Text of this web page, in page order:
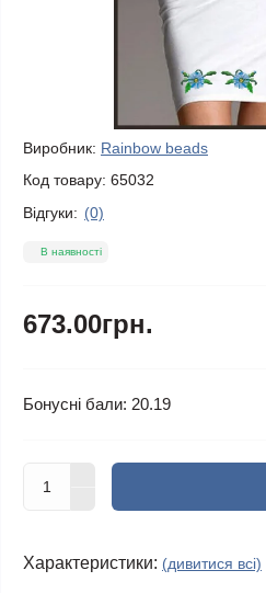
Виробник: Rainbow beads
Код товару: 65032
Відгуки: (0)
В наявності
673.00грн.
Бонусні бали: 20.19
Характеристики: (дивитися всі)